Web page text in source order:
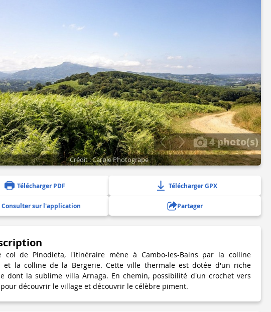
4 photo(s)
Crédit : Carole Photogrape
Télécharger PDF Télécharger GPX
Consulter sur l'application Partager
col de Pinodieta, l'itinéraire mène à Cambo-les-Bains par la colline
et la colline de la Bergerie. Cette ville thermale est dotée d'un riche
dont la sublime villa Arnaga. En chemin, possibilité d'un crochet vers
découvrir le village et découvrir le célèbre piment.